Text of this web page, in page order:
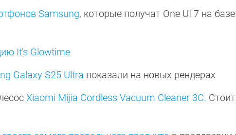
Samsung, которые получат One UI 7 на
It's Glowtime
Galaxy S25 Ultra показали на новых рендерах
Xiaomi Mijia Cordless Vacuum Cleaner 3C.